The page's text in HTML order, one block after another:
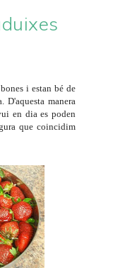
i estan bé de
manera
en dia es poden
que coincidim